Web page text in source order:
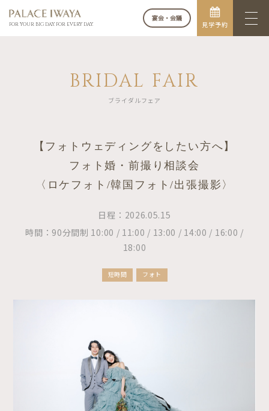
FOR YOUR BIG DAY. FOR EVERY DAY.
宴会・会議
見学予約
BRIDAL FAIR
ブライダルフェア
【フォトウェディングをしたい方へ】
フォト婚・前撮り相談会
〈ロケフォト/韓国フォト/出張撮影〉
日程：2026.05.15
時間：90分間制 10:00 / 11:00 / 13:00 / 14:00 / 16:00 /
18:00
短時間 フォト